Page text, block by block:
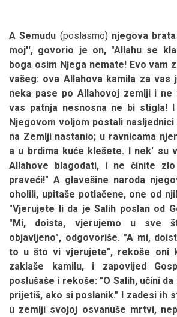
A Semudu (poslasmo) njegova
moj'', govorio je on, "Allahu se
boga osim Njega nemate! Evo vam
vašeg: ova Allahova kamila za vas
neka pase po Allahovoj zemlji i
vas patnja nesnosna ne bi stigla!
Njegovom voljom postali nasljednici
na Zemlji nastanio; u ravnicama
a u brdima kuće klešete. I nek' su
Allahove blagodati, i ne činite
praveći!" A glavešine naroda
oholili, upitaše potlačene, one od
"Vjerujete li da je Salih poslan od
"Mi, doista, vjerujemo u sve
objavljeno", odgovoriše. "A mi,
to u što vi vjerujete", rekoše oni
zaklaše kamilu, i zapovijed
poslušaše i rekoše: "O Salih, učini
prijetiš, ako si poslanik." I zadesi ih
u zemlji svojoj osvanuše mrtvi,